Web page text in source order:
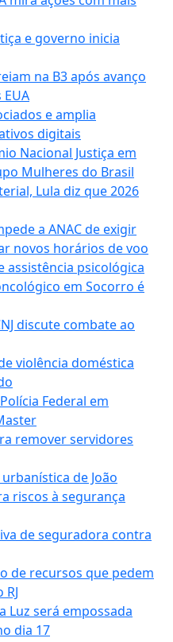
e governo inicia
na B3 após avanço
e amplia
digitais
Nacional Justiça em
Mulheres do Brasil
Lula diz que 2026
a ANAC de exigir
novos horários de voo
psicológica
em Socorro é
discute combate ao
violência doméstica
Federal em
remover servidores
de João
riscos à segurança
de seguradora contra
de recursos que pedem
Luz será empossada
dia 17